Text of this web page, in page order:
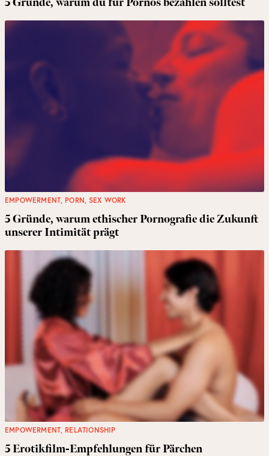
5 Gründe, warum du für Pornos bezahlen solltest
EMPOWERMENT,PORN,SEX WORK
5 Gründe, warum ethischer Pornografie die Zukunft
unserer Intimität prägt
EMPOWERMENT,RELATIONSHIP
5 Erotikfilm-Empfehlungen für Pärchen